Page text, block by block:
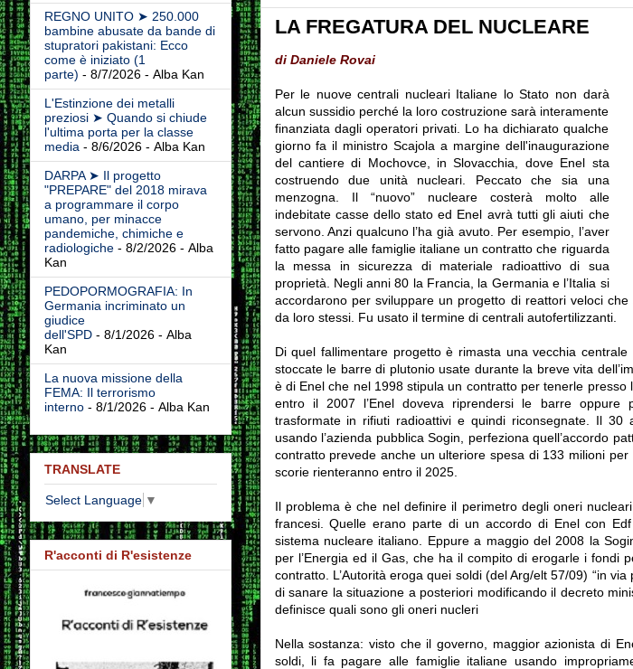
LA FREGATURA DEL NUCLEARE
di Daniele Rovai
Per le nuove centrali nucleari Italiane lo Stato non darà
alcun sussidio perché la loro costruzione sarà interamente
finanziata dagli operatori privati. Lo ha dichiarato qualche
giorno fa il ministro Scajola a margine dell'inaugurazione
del cantiere di Mochovce, in Slovacchia, dove Enel sta
costruendo due unità nucleari. Peccato che sia una
menzogna. Il “nuovo” nucleare costerà molto alle
indebitate casse dello stato ed Enel avrà tutti gli aiuti che
servono. Anzi qualcuno l’ha già avuto. Per esempio, l’aver
fatto pagare alle famiglie italiane un contratto che riguarda
la messa in sicurezza di materiale radioattivo di sua
proprietà. Negli anni 80 la Francia, la Germania e l’Italia si
accordarono per sviluppare un progetto di reattori veloci
da loro stessi. Fu usato il termine di centrali autofertilizzanti.
Di quel fallimentare progetto è rimasta una vecchia
stoccate le barre di plutonio usate durante la breve vita
è di Enel che nel 1998 stipula un contratto per tenerle
entro il 2007 l’Enel doveva riprendersi le barre oppure
trasformate in rifiuti radioattivi e quindi riconsegnate. Il 30
usando l’azienda pubblica Sogin, perfeziona quell’accordo
contratto prevede anche un ulteriore spesa di 133 milioni
scorie rienteranno entro il 2025.
Il problema è che nel definire il perimetro degli oneri
francesi. Quelle erano parte di un accordo di Enel con
sistema nucleare italiano. Eppure a maggio del 2008 la
per l’Energia ed il Gas, che ha il compito di erogarle i fondi
contratto. L’Autorità eroga quei soldi (del Arg/elt 57/09) “in
di sanare la situazione a posteriori modificando il decreto
definisce quali sono gli oneri nucleri
Nella sostanza: visto che il governo, maggior azionista di
soldi, li fa pagare alle famiglie italiane usando
REGNO UNITO ➤ 250.000
bambine abusate da bande di
stupratori pakistani: Ecco
come è iniziato (1
parte) - 8/7/2026- Alba Kan
L'Estinzione dei metalli
preziosi ➤ Quando si chiude
l'ultima porta per la classe
media - 8/6/2026- Alba Kan
DARPA ➤ Il progetto
"PREPARE" del 2018 mirava
a programmare il corpo
umano, per minacce
pandemiche, chimiche e
radiologiche- 8/2/2026- Alba
Kan
PEDOPORMOGRAFIA: In
Germania incriminato un
giudice
dell'SPD- 8/1/2026- Alba
Kan
La nuova missione della
FEMA: Il terrorismo
interno- 8/1/2026- Alba Kan
TRANSLATE
Select Language ▼
R'acconti di R'esistenze